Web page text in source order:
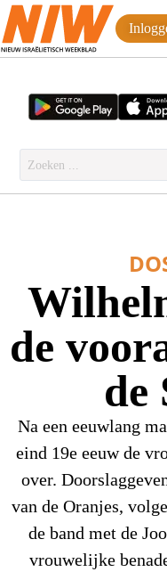
de
de
Na een eeuwlang
eind 19e eeuw de
over.
van de Oranjes,
de band met de
vrouwelijke